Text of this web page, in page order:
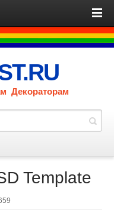
Декораторам
Template